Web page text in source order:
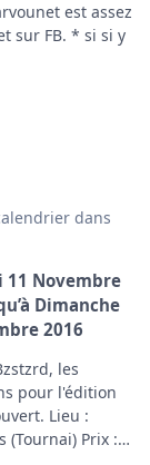
* si si y
dans
11 Novembre
Dimanche
2016
les
pour l'édition
Prix :